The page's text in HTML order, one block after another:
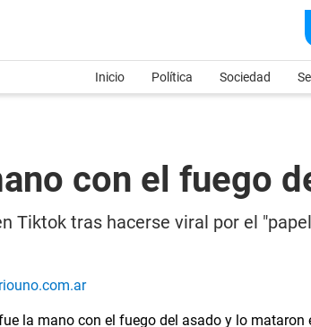
Inicio Política Sociedad
con el fuego
Tiktok tras hacerse viral por el